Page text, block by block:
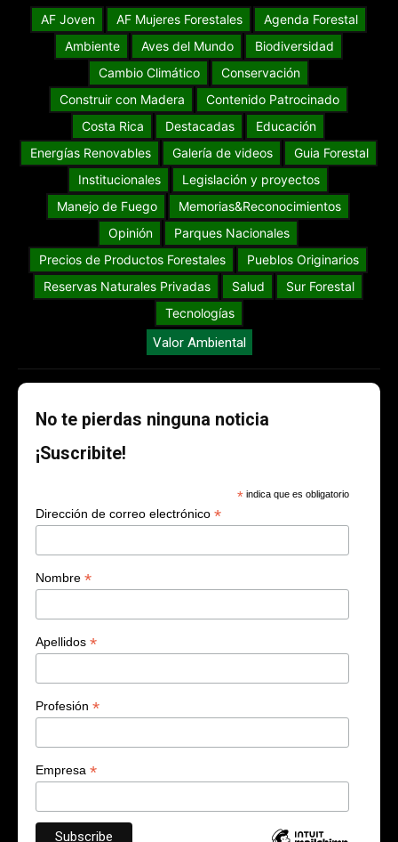
AF Joven AF Mujeres Forestales
Agenda Forestal
Ambiente
Aves del Mundo
Biodiversidad
Cambio Climático
Conservación
Construir con Madera
Contenido Patrocinado
Costa Rica
Destacadas
Educación
Energías Renovables
Galería de videos
Guia Forestal
Institucionales
Legislación y proyectos
Manejo de Fuego
Memorias&Reconocimientos
Opinión
Parques Nacionales
Precios de Productos Forestales
Pueblos Originarios
Reservas Naturales Privadas
Salud
Sur Forestal
Tecnologías
Valor Ambiental
No te pierdas ninguna noticia
¡Suscribite!
* indica que es obligatorio
Dirección de correo electrónico *
Nombre *
Apellidos *
Profesión *
Empresa *